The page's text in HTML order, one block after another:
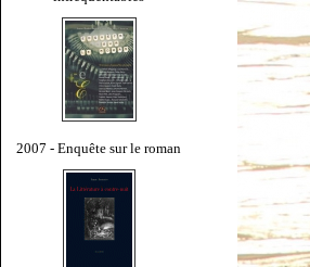
2007 - Enquête sur le roman